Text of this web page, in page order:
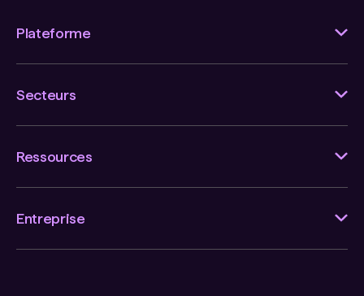
Plateforme
Secteurs
Ressources
Entreprise